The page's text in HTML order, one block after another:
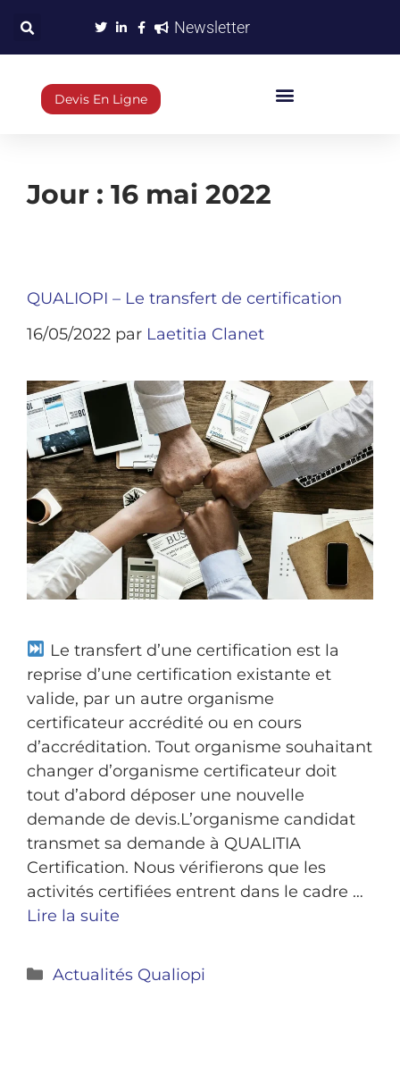
Newsletter
Devis En Ligne
Jour : 16 mai 2022
QUALIOPI – Le transfert de certification
16/05/2022 par Laetitia Clanet
Le transfert d’une certification est la
reprise d’une certification existante et
valide, par un autre organisme
certificateur accrédité ou en cours
d’accréditation. Tout organisme souhaitant
changer d’organisme certificateur doit
tout d’abord déposer une nouvelle
demande de devis.L’organisme candidat
transmet sa demande à QUALITIA
Certification. Nous vérifierons que les
activités certifiées entrent dans le cadre …
Lire la suite
Actualités Qualiopi